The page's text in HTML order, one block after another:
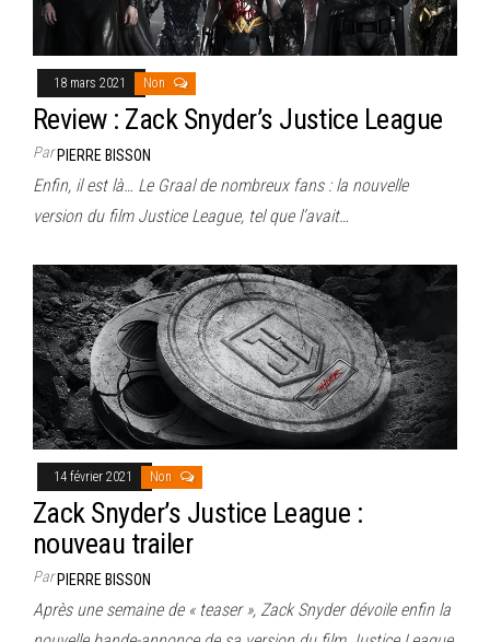
18 mars 2021 Non
Review : Zack Snyder’s Justice League
ParPIERRE BISSON
Enfin, il est là… Le Graal de nombreux fans : la nouvelle
version du film Justice League, tel que l’avait…
14 février 2021 Non
Zack Snyder’s Justice League :
nouveau trailer
ParPIERRE BISSON
Après une semaine de « teaser », Zack Snyder dévoile enfin la